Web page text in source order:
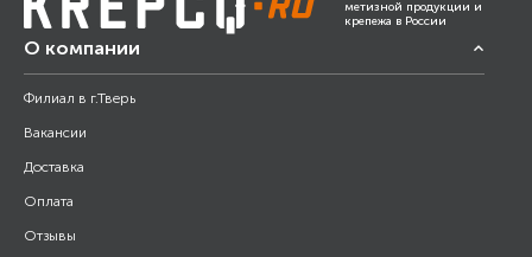
метизной продукции и
крепежа в России
О компании
Филиал в г.Тверь
Вакансии
Доставка
Оплата
Отзывы